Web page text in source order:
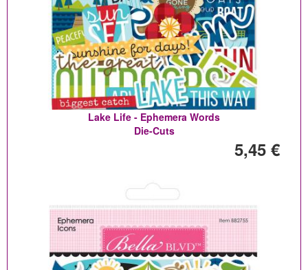
Lake Life - Ephemera Words
Die-Cuts
5,45 €